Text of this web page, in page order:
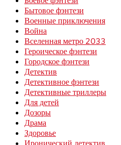
Бытовое фэнтези
Военные приключения
Война
Вселенная метро 2033
Героическое фэнтези
Городское фэнтези
Детектив
Детективное фэнтези
Детективные триллеры
Для детей
Дозоры
Драма
Здоровье